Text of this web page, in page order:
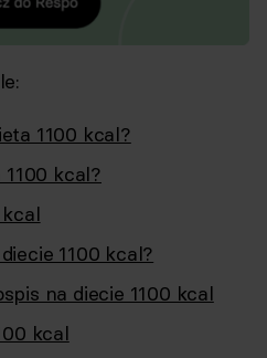
1100 kcal?
kcal?
1100 kcal?
na diecie 1100 kcal
kcal